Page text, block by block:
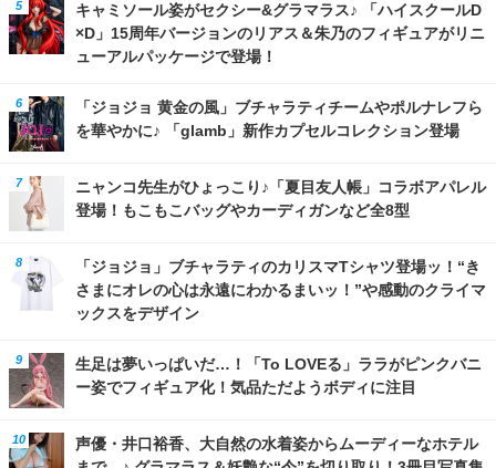
キャミソール姿がセクシー&グラマラス♪ 「ハイスクールD
×D」15周年バージョンのリアス＆朱乃のフィギュアがリニ
ューアルパッケージで登場！
「ジョジョ 黄金の風」ブチャラティチームやポルナレフら
を華やかに♪ 「glamb」新作カプセルコレクション登場
ニャンコ先生がひょっこり♪「夏目友人帳」コラボアパレル
登場！もこもこバッグやカーディガンなど全8型
「ジョジョ」ブチャラティのカリスマTシャツ登場ッ！“き
さまにオレの心は永遠にわかるまいッ！”や感動のクライマ
ックスをデザイン
生足は夢いっぱいだ…！「To LOVEる」ララがピンクバニ
ー姿でフィギュア化！気品ただようボディに注目
声優・井口裕香、大自然の水着姿からムーディーなホテル